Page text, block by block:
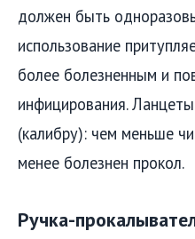
должен быть
использование
более болезненным и
инфицирования.
(калибру): чем меньше
менее болезнен прокол.
Ручка-